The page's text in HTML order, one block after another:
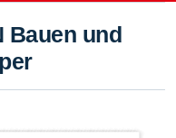
Bauen und